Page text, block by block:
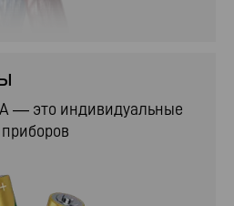
— это индивидуальные